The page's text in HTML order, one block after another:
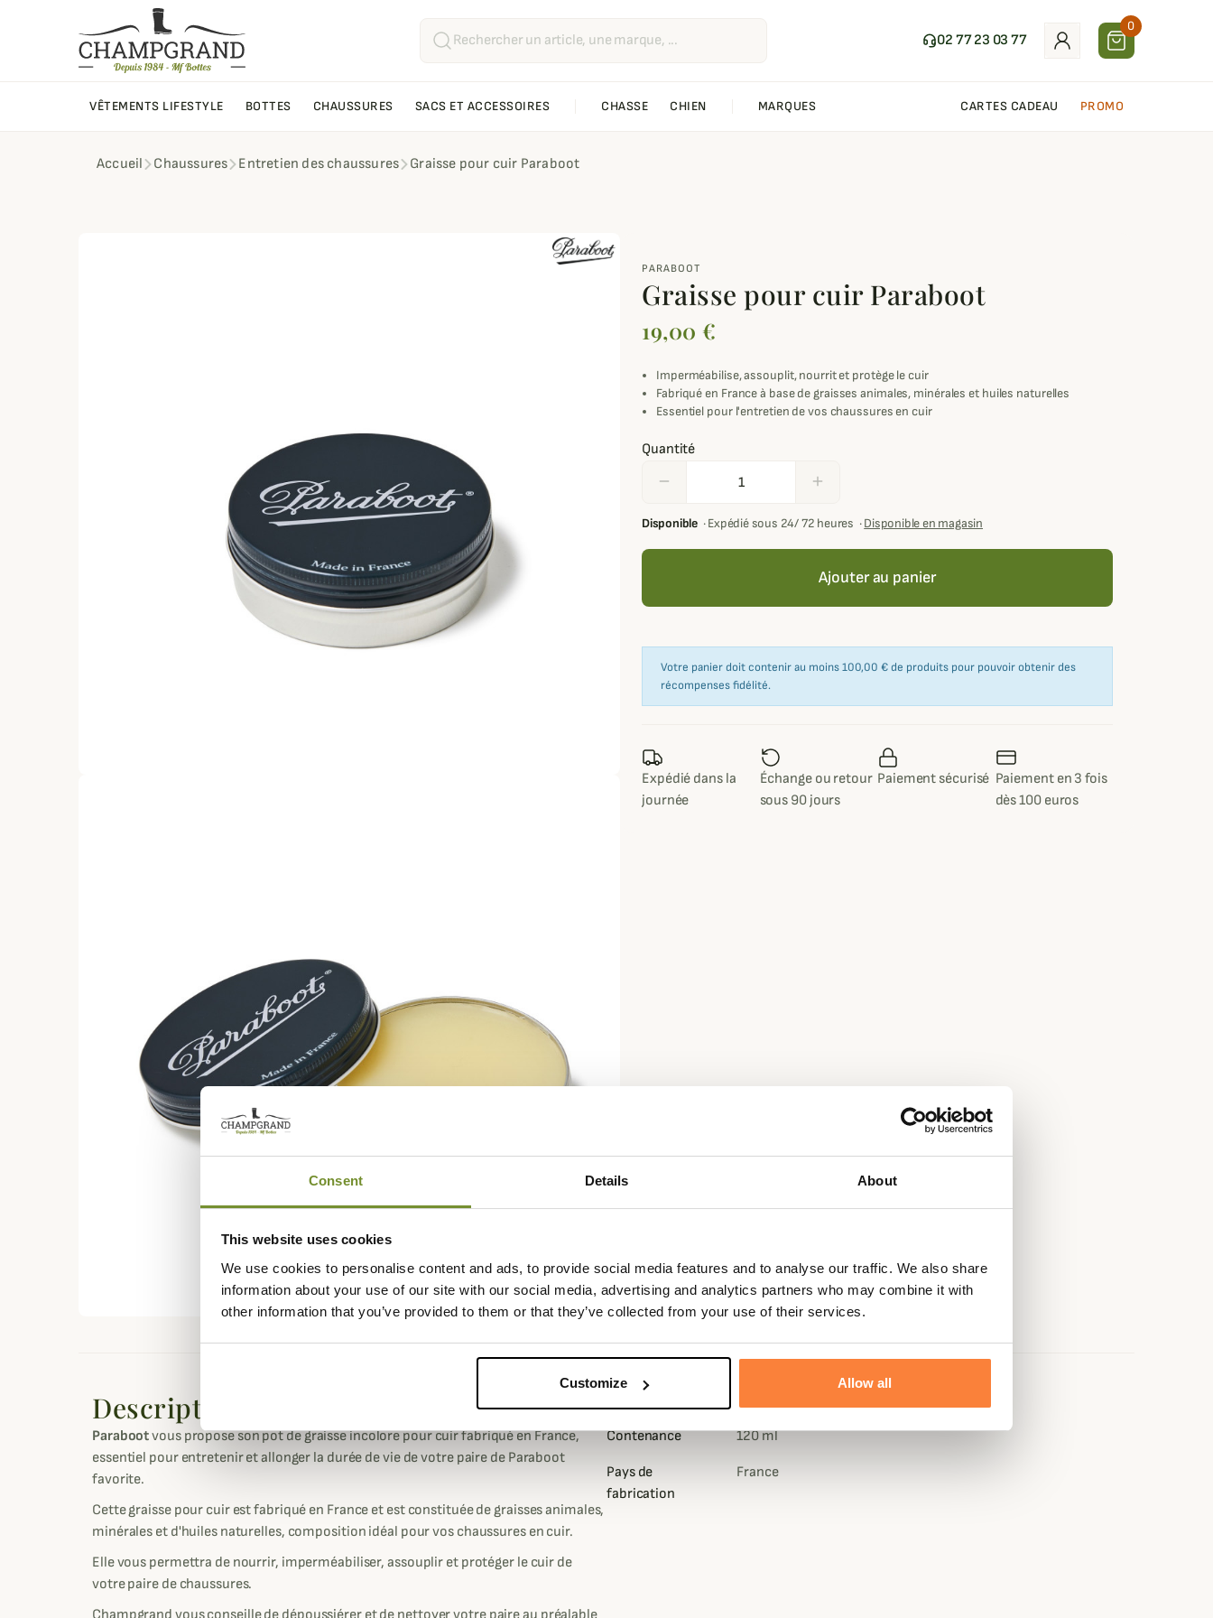
Consent Details About
This website uses cookies
We use cookies to personalise content and ads, to provide social media features and to analyse our traffic. We also share
information about your use of our site with our social media, advertising and analytics partners who may combine it with
other information that you’ve provided to them or that they’ve collected from your use of their services.
Customize Allow all
02 77 23 03 77
0
VÊTEMENTS LIFESTYLE BOTTES CHAUSSURES SACS ET ACCESSOIRES CHASSE CHIEN MARQUES CARTES CADEAU PROMO
Accueil Chaussures Entretien des chaussures Graisse pour cuir Paraboot
PARABOOT
Graisse pour cuir Paraboot
19,00 €
Imperméabilise, assouplit, nourrit et protège le cuir
Fabriqué en France à base de graisses animales, minérales et huiles naturelles
Essentiel pour l'entretien de vos chaussures en cuir
Quantité
remove add
Disponible ·Expédié sous 24/ 72 heures ·Disponible en magasin
Ajouter au panier
Votre panier doit contenir au moins 100,00 € de produits pour pouvoir obtenir des
récompenses fidélité.
Expédié dans la
journée
Échange ou retour
sous 90 jours
Paiement sécurisé Paiement en 3 fois
dès 100 euros
Description
Parabootvous propose son pot de graisse incolore pour cuir fabriqué en France,
essentiel pour entretenir et allonger la durée de vie de votre paire de Paraboot
favorite.
Cette graisse pour cuir est fabriqué en France et est constituée de graisses animales,
minérales et d'huiles naturelles, composition idéal pour vos chaussures en cuir.
Elle vous permettra de nourrir, imperméabiliser, assouplir et protéger le cuir de
votre paire de chaussures.
Fiche technique
Contenance 120 ml
Pays de
fabrication
France